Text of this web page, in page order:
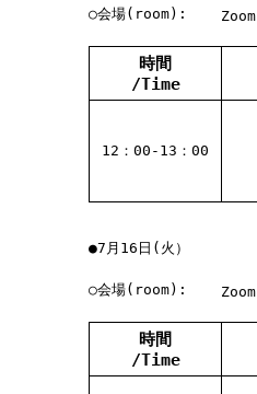
○会場(room): Zoom
時間
/Time
12：00-13：00
●7月16日(火）
○会場(room): Zoom
時間
/Time